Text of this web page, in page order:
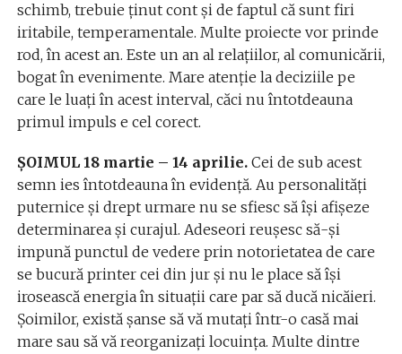
schimb, trebuie ținut cont și de faptul că sunt firi
iritabile, temperamentale. Multe proiecte vor prinde
rod, în acest an. Este un an al relațiilor, al comunicării,
bogat în evenimente. Mare atenţie la deciziile pe
care le luaţi în acest interval, căci nu întotdeauna
primul impuls e cel corect.
ŞOIMUL 18 martie – 14 aprilie.Cei de sub acest
semn ies întotdeauna în evidență. Au personalități
puternice şi drept urmare nu se sfiesc să își afișeze
determinarea și curajul. Adeseori reușesc să-și
impună punctul de vedere prin notorietatea de care
se bucură printer cei din jur şi nu le place să își
irosească energia în situații care par să ducă nicăieri.
Şoimilor, există șanse să vă mutați într-o casă mai
mare sau să vă reorganizați locuința. Multe dintre